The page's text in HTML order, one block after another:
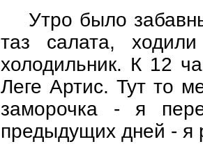
Утро было
таз салата,
холодильник. К 12
Леге Артис. Тут то
заморочка - я
предыдущих дней - я